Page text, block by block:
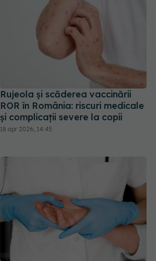
Rujeola și scăderea vaccinării
ROR în România: riscuri medicale
și complicații severe la copii
18 apr 2026, 14:45